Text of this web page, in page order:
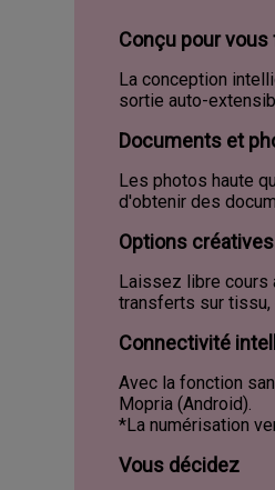
Conçu pour
La conception
sortie auto-
Documents et
Les photos haute
d'obtenir des
Options créatives
Laissez libre cours
transferts sur
Connectivité
Avec la fonction
Mopria (Android).
*La numérisation
Vous décidez